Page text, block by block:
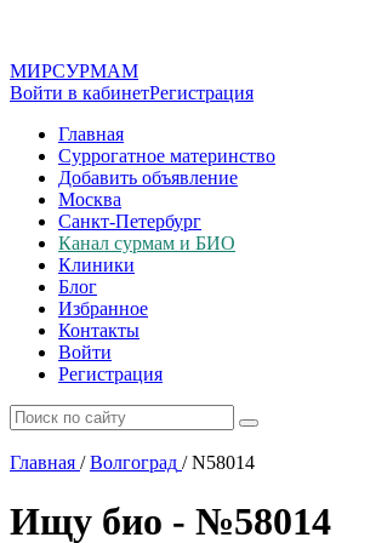
МИРСУРМАМ
Войти в кабинетРегистрация
Главная
Суррогатное материнство
Добавить объявление
Москва
Санкт-Петербург
Канал сурмам и БИО
Клиники
Блог
Избранное
Контакты
Войти
Регистрация
Главная / Волгоград /N58014
Ищу био - №58014